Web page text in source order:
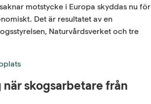
motstycke i Europa skyddas nu för
Det är resultatet av en
Naturvårdsverket och tre
skogsarbetare från